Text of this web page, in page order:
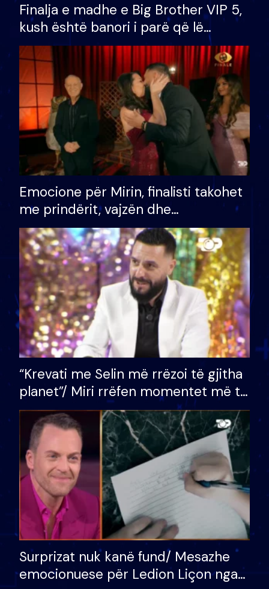
Finalja e madhe e Big Brother VIP 5,
kush është banori i parë që lë
shtëpinë dhe humb mundësinë për
të fituar çmimin e madh
Emocione për Mirin, finalisti takohet
me prindërit, vajzën dhe
bashkëshorten: S’kemi ndonjë letër
divorci apo jo?
“Krevati me Selin më rrëzoi të gjitha
planet”/ Miri rrëfen momentet më të
bukura në shtëpinë e BB VIP: Do më
mungojë zilja e mëngjesit kur…
Surprizat nuk kanë fund/ Mesazhe
emocionuese për Ledion Liçon nga